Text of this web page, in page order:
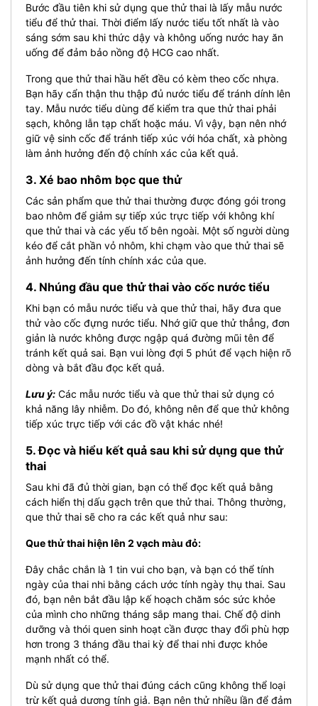
Bước đầu tiên khi sử dụng que thử thai là lấy mẫu nước
tiểu để thử thai. Thời điểm lấy nước tiểu tốt nhất là vào
sáng sớm sau khi thức dậy và không uống nước hay ăn
uống để đảm bảo nồng độ HCG cao nhất.
Trong que thử thai hầu hết đều có kèm theo cốc nhựa.
Bạn hãy cẩn thận thu thập đủ nước tiểu để tránh dính lên
tay. Mẫu nước tiểu dùng để kiểm tra que thử thai phải
sạch, không lẫn tạp chất hoặc máu. Vì vậy, bạn nên nhớ
giữ vệ sinh cốc để tránh tiếp xúc với hóa chất, xà phòng
làm ảnh hưởng đến độ chính xác của kết quả.
3. Xé bao nhôm bọc que thử
Các sản phẩm que thử thai thường được đóng gói trong
bao nhôm để giảm sự tiếp xúc trực tiếp với không khí
que thử thai và các yếu tố bên ngoài. Một số người dùng
kéo để cắt phần vỏ nhôm, khi chạm vào que thử thai sẽ
ảnh hưởng đến tính chính xác của que.
4. Nhúng đầu que thử thai vào cốc nước tiểu
Khi bạn có mẫu nước tiểu và que thử thai, hãy đưa que
thử vào cốc đựng nước tiểu. Nhớ giữ que thử thẳng, đơn
giản là nước không được ngập quá đường mũi tên để
tránh kết quả sai. Bạn vui lòng đợi 5 phút để vạch hiện rõ
dòng và bắt đầu đọc kết quả.
Lưu ý: Các mẫu nước tiểu và que thử thai sử dụng có
khả năng lây nhiễm. Do đó, không nên để que thử không
tiếp xúc trực tiếp với các đồ vật khác nhé!
5. Đọc và hiểu kết quả sau khi sử dụng que thử
thai
Sau khi đã đủ thời gian, bạn có thể đọc kết quả bằng
cách hiển thị dấu gạch trên que thử thai. Thông thường,
que thử thai sẽ cho ra các kết quả như sau:
Que thử thai hiện lên 2 vạch màu đỏ:
Đây chắc chắn là 1 tin vui cho bạn, và bạn có thể tính
ngày của thai nhi bằng cách ước tính ngày thụ thai. Sau
đó, bạn nên bắt đầu lập kế hoạch chăm sóc sức khỏe
của mình cho những tháng sắp mang thai. Chế độ dinh
dưỡng và thói quen sinh hoạt cần được thay đổi phù hợp
hơn trong 3 tháng đầu thai kỳ để thai nhi được khỏe
mạnh nhất có thể.
Dù sử dụng que thử thai đúng cách cũng không thể loại
trừ kết quả dương tính giả. Bạn nên thử nhiều lần để đảm